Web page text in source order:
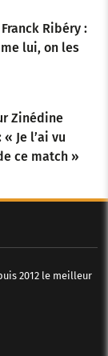
Ribéry :
lui, on les
Zinédine
Je l’ai vu
ce match »
2012 le meilleur